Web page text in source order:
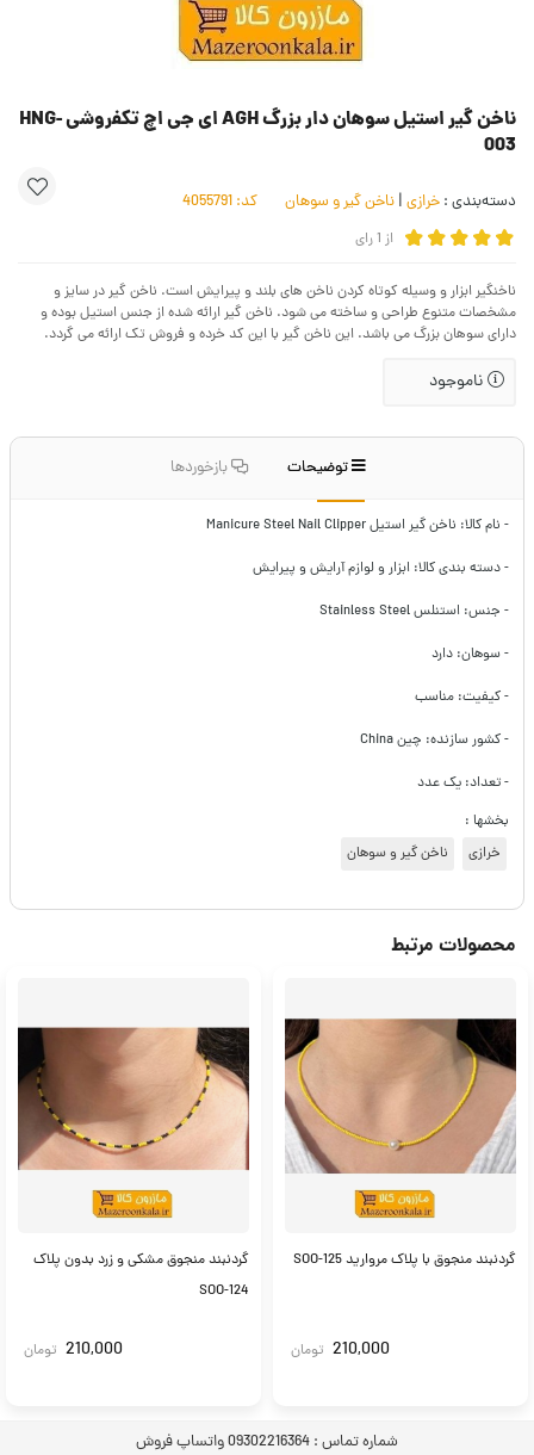
ناخن گیر استیل سوهان دار بزرگ AGH ای جی اچ تکفروشی HNG-
003
دسته‌بندی : خرازی | ناخن گیر و سوهان کد:
از 1رای
ناخنگیر ابزار و وسیله کوتاه کردن ناخن های بلند و پیرایش است. ناخن گیر در سایز و
مشخصات متنوع طراحی و ساخته می شود. ناخن گیر ارائه شده از جنس استیل بوده و
دارای سوهان بزرگ می باشد. این ناخن گیر با این کد خرده و فروش تک ارائه می گردد.
ناموجود
توضیحات بازخوردها
- نام کالا: ناخن گیر استیل Manicure Steel Nail Clipper
- دسته بندی کالا: ابزار و لوازم آرایش و پیرایش
- جنس: استنلس Stainless Steel
- سوهان: دارد
- کیفیت: مناسب
- کشور سازنده: چین China
- تعداد: یک عدد
بخشها :
خرازی
ناخن گیر و سوهان
محصولات مرتبط
گردنبند منجوق با پلاک مروارید SOO-125
210,000 تومان
گردنبند منجوق مشکی و زرد بدون پلاک
SOO-124
210,000 تومان
شماره تماس : 09302216364 واتساپ فروش